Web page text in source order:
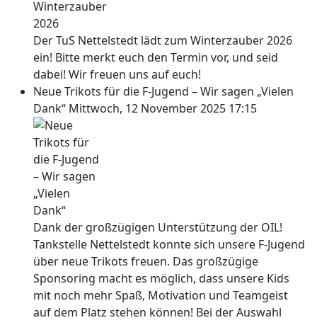
Der TuS Nettelstedt lädt zum Winterzauber 2026
ein! Bitte merkt euch den Termin vor, und seid
dabei! Wir freuen uns auf euch!
Neue Trikots für die F-Jugend – Wir sagen „Vielen
Dank“ Mittwoch, 12 November 2025 17:15
Dank der großzügigen Unterstützung der OIL!
Tankstelle Nettelstedt konnte sich unsere F-Jugend
über neue Trikots freuen. Das großzügige
Sponsoring macht es möglich, dass unsere Kids
mit noch mehr Spaß, Motivation und Teamgeist
auf dem Platz stehen können! Bei der Auswahl